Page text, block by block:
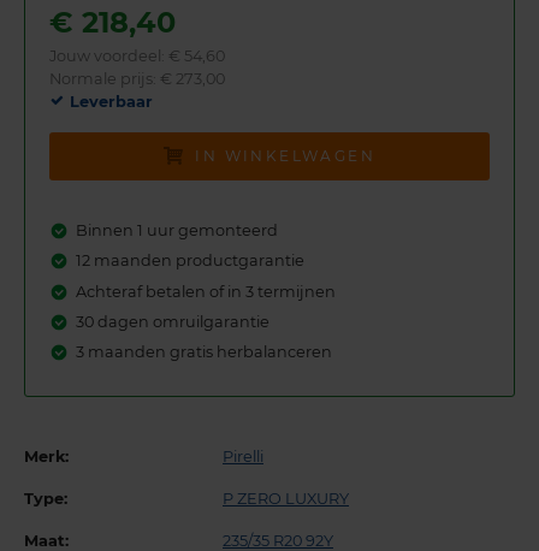
€ 218,40
Jouw voordeel: € 54,60
Normale prijs: € 273,00
Leverbaar
IN WINKELWAGEN
Binnen 1 uur gemonteerd
12 maanden productgarantie
Achteraf betalen of in 3 termijnen
30 dagen omruilgarantie
3 maanden gratis herbalanceren
Merk: Pirelli
Type: P ZERO LUXURY
Maat: 235/35 R20 92Y